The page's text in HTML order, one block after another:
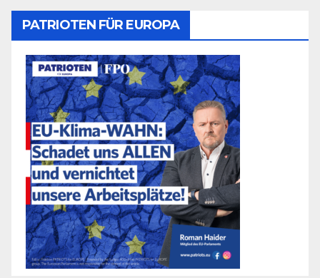
PATRIOTEN FÜR EUROPA